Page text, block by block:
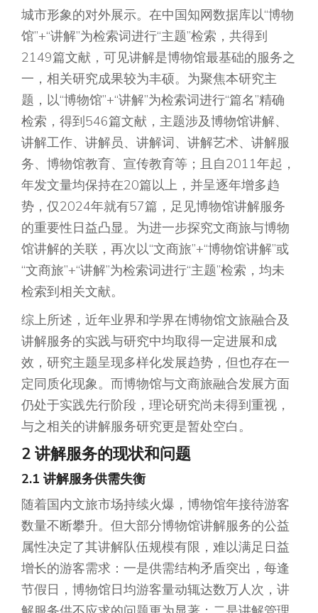
城市形象的对外展示。在中国知网数据库以“博物
馆”+“讲解”为检索词进行“主题”检索，共得到
2149篇文献，可见讲解是博物馆最基础的服务之
一，相关研究成果较为丰硕。为聚焦本研究主
题，以“博物馆”+“讲解”为检索词进行“篇名”精确
检索，得到546篇文献，主题涉及博物馆讲解、
讲解工作、讲解员、讲解词、讲解艺术、讲解服
务、博物馆教育、宣传教育等；且自2011年起，
年发文量均保持在20篇以上，并呈逐年增多趋
势，仅2024年就有57篇，足见博物馆讲解服务
的重要性日益凸显。为进一步探究文商旅与博物
馆讲解的关联，再次以“文商旅”+“博物馆讲解”或
“文商旅”+“讲解”为检索词进行“主题”检索，均未
检索到相关文献。
综上所述，近年业界和学界在博物馆文旅融合及
讲解服务的实践与研究中均取得一定进展和成
效，研究主题呈现多样化发展趋势，但也存在一
定同质化现象。而博物馆与文商旅融合发展方面
仍处于实践先行阶段，理论研究尚未得到重视，
与之相关的讲解服务研究更是暂处空白。
2 讲解服务的现状和问题
2.1 讲解服务供需失衡
随着国内文旅市场持续火爆，博物馆年接待游客
数量不断攀升。但大部分博物馆讲解服务的公益
属性决定了其讲解队伍规模有限，难以满足日益
增长的游客需求：一是供需结构矛盾突出，每逢
节假日，博物馆日均游客量动辄达数万人次，讲